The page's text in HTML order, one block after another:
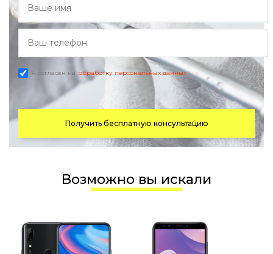
Я согласен на обработку персональных данных
Получить бесплатную консультацию
Возможно вы искали